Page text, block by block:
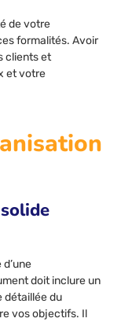
de votre
formalités. Avoir
clients et
et votre
doit inclure un
détaillée du
vos objectifs. Il